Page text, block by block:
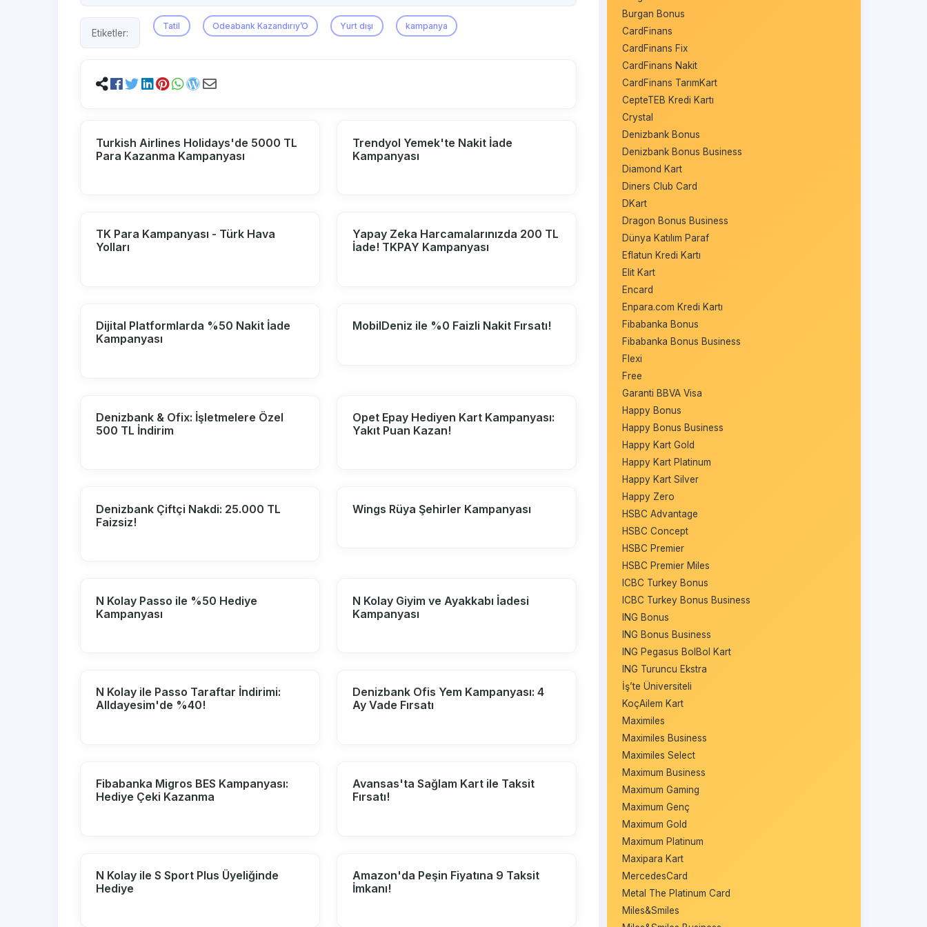
Etiketler:
Tatil Odeabank Kazandırıy’O Yurt dışı kampanya
Turkish Airlines Holidays'de 5000 TL
Para Kazanma Kampanyası
Trendyol Yemek'te Nakit İade
Kampanyası
TK Para Kampanyası - Türk Hava
Yolları
Yapay Zeka Harcamalarınızda 200 TL
İade! TKPAY Kampanyası
Dijital Platformlarda %50 Nakit İade
Kampanyası
MobilDeniz ile %0 Faizli Nakit Fırsatı!
Denizbank & Ofix: İşletmelere Özel
500 TL İndirim
Opet Epay Hediyen Kart Kampanyası:
Yakıt Puan Kazan!
Denizbank Çiftçi Nakdi: 25.000 TL
Faizsiz!
Wings Rüya Şehirler Kampanyası
N Kolay Passo ile %50 Hediye
Kampanyası
N Kolay Giyim ve Ayakkabı İadesi
Kampanyası
N Kolay ile Passo Taraftar İndirimi:
Alldayesim'de %40!
Denizbank Ofis Yem Kampanyası: 4
Ay Vade Fırsatı
Fibabanka Migros BES Kampanyası:
Hediye Çeki Kazanma
Avansas'ta Sağlam Kart ile Taksit
Fırsatı!
N Kolay ile S Sport Plus Üyeliğinde
Hediye
Amazon'da Peşin Fiyatına 9 Taksit
İmkanı!
Burgan Bonus
CardFinans
CardFinans Fix
CardFinans Nakit
CardFinans TarımKart
CepteTEB Kredi Kartı
Crystal
Denizbank Bonus
Denizbank Bonus Business
Diamond Kart
Diners Club Card
DKart
Dragon Bonus Business
Dünya Katılım Paraf
Eflatun Kredi Kartı
Elit Kart
Encard
Enpara.com Kredi Kartı
Fibabanka Bonus
Fibabanka Bonus Business
Flexi
Free
Garanti BBVA Visa
Happy Bonus
Happy Bonus Business
Happy Kart Gold
Happy Kart Platinum
Happy Kart Silver
Happy Zero
HSBC Advantage
HSBC Concept
HSBC Premier
HSBC Premier Miles
ICBC Turkey Bonus
ICBC Turkey Bonus Business
ING Bonus
ING Bonus Business
ING Pegasus BolBol Kart
ING Turuncu Ekstra
İş’te Üniversiteli
KoçAilem Kart
Maximiles
Maximiles Business
Maximiles Select
Maximum Business
Maximum Gaming
Maximum Genç
Maximum Gold
Maximum Platinum
Maxipara Kart
MercedesCard
Metal The Platinum Card
Miles&Smiles